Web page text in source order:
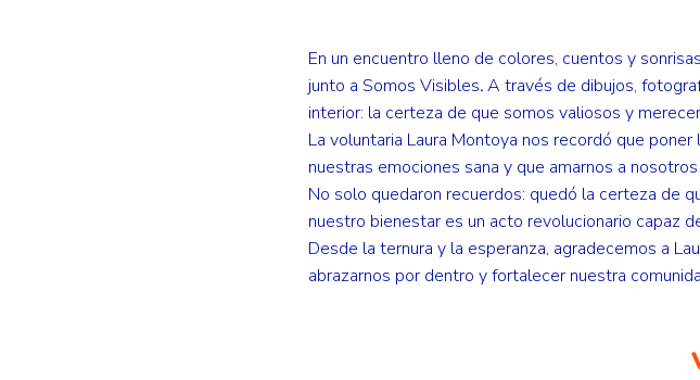
En un encuentro lleno de colores, cuentos y
junto a Somos Visibles.A través de dibujos,
interior: la certeza de que somos valiosos y
La voluntaria Laura Montoya nos recordó que
nuestras emociones sana y que amarnos a
No solo quedaron recuerdos: quedó la certeza de
nuestro bienestar es un acto revolucionario capaz
Desde la ternura y la esperanza, agradecemos a
abrazarnos por dentro y fortalecer nuestra